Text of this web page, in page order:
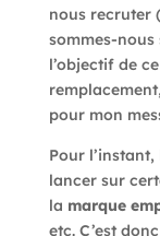
nous recruter
sommes-nous
l’objectif de ce
pour mon
Pour
lancer sur
la marque
etc. C’est